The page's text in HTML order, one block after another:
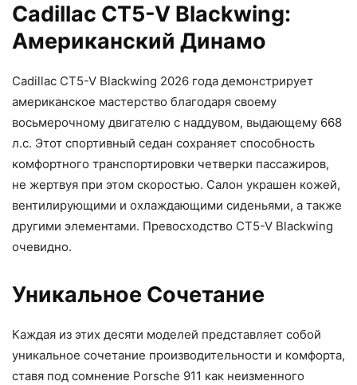
Cadillac CT5-V Blackwing:
Американский Динамо
Cadillac CT5-V Blackwing 2026 года демонстрирует
американское мастерство благодаря своему
восьмерочному двигателю с наддувом, выдающему 668
л.с. Этот спортивный седан сохраняет способность
комфортного транспортировки четверки пассажиров,
не жертвуя при этом скоростью. Салон украшен кожей,
вентилирующими и охлаждающими сиденьями, а также
другими элементами. Превосходство CT5-V Blackwing
очевидно.
Уникальное Сочетание
Каждая из этих десяти моделей представляет собой
уникальное сочетание производительности и комфорта,
ставя под сомнение Porsche 911 как неизменного